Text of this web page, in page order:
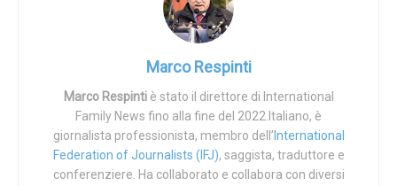
Per esempio il ministro della Salute Roberto Speranza,
pagina di un giornalone.
Le nuove linee guida, basate sull’evidenza
scientifica, prevedono l’interruzione
volontaria di gravidanza con metodo
farmacologico in day hospital e fino alla nona
Marco Respinti
Marco Respintiè stato il direttore di International
Family News fino alla fine del 2022.Italiano, è
giornalista professionista, membro dell’ International
Federation of Journalists (IFJ), saggista, traduttore e
conferenziere. Ha collaborato e collabora con diversi